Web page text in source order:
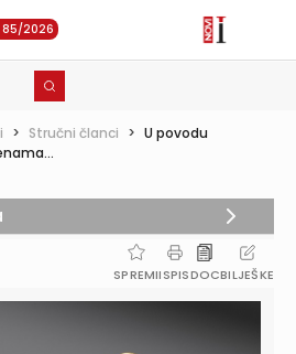
85/2026
> Stručni članci > U povodu
SPREMIISPISDOCBILJEŠKE